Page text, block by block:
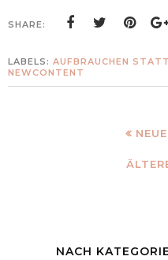
SHARE:
LABELS: AUFBRAUCHEN
NEWCONTENT
NACH